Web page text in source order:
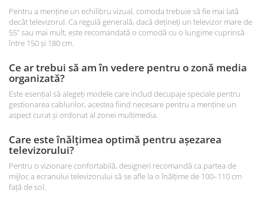
Pentru a menține un echilibru vizual, comoda trebuie să fie mai lată
decât televizorul. Ca regulă generală, dacă dețineți un televizor mare de
55” sau mai mult, este recomandată o comodă cu o lungime cuprinsă
între 150 și 180 cm.
Ce ar trebui să am în vedere pentru o zonă media
organizată?
Este esențial să alegeți modele care includ decupaje speciale pentru
gestionarea cablurilor, acestea fiind necesare pentru a menține un
aspect curat și ordonat al zonei multimedia.
Care este înălțimea optimă pentru așezarea
televizorului?
Pentru o vizionare confortabilă, designeri recomandă ca partea de
mijloc a ecranului televizorului să se afle la o înălțime de 100–110 cm
față de sol.